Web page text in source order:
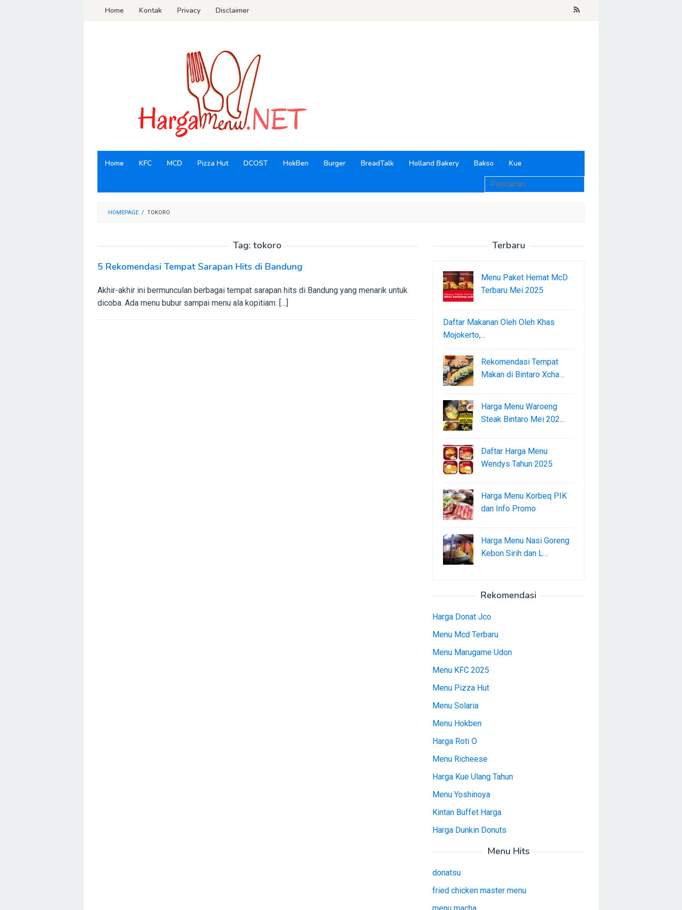
LoncatHome Kontak Privacy Disclaimer
Home KFC MCD Pizza Hut DCOST HokBen Burger BreadTalk Holland Bakery Bakso Kue
HOMEPAGE / TOKORO
Tag: tokoro
5 Rekomendasi Tempat Sarapan Hits di Bandung
Akhir-akhir ini bermunculan berbagai tempat sarapan hits di Bandung yang menarik untuk
dicoba. Ada menu bubur sampai menu ala kopitiam. […]
Terbaru
Menu Paket Hemat McD
Terbaru Mei 2025
Daftar Makanan Oleh Oleh Khas
Mojokerto,…
Rekomendasi Tempat
Makan di Bintaro Xcha…
Harga Menu Waroeng
Steak Bintaro Mei 202…
Daftar Harga Menu
Wendys Tahun 2025
Harga Menu Korbeq PIK
dan Info Promo
Harga Menu Nasi Goreng
Kebon Sirih dan L…
Rekomendasi
Harga Donat Jco
Menu Mcd Terbaru
Menu Marugame Udon
Menu KFC 2025
Menu Pizza Hut
Menu Solaria
Menu Hokben
Harga Roti O
Menu Richeese
Harga Kue Ulang Tahun
Menu Yoshinoya
Kintan Buffet Harga
Harga Dunkin Donuts
Menu Hits
donatsu
fried chicken master menu